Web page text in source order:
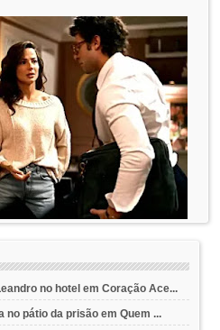
no hotel em Coração Ace...
no pátio da prisão em Quem ...